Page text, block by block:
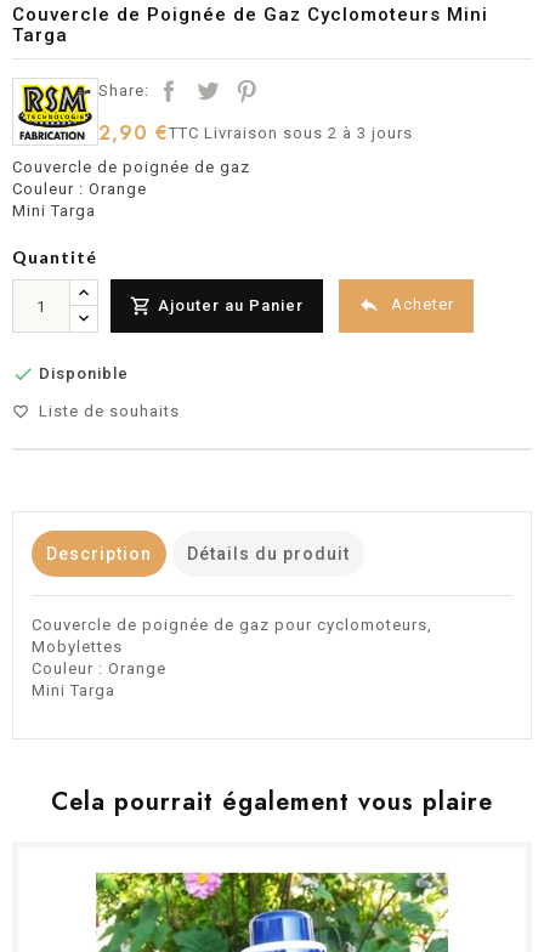
Couvercle de Poignée de Gaz Cyclomoteurs Mini
Targa
Share:
2,90 €TTCLivraison sous 2 à 3 jours
Couvercle de poignée de gaz
Couleur : Orange
Mini Targa
Quantité
 Ajouter au Panier  Acheter
 Disponible
favorite_border Liste de souhaits
Description Détails du produit
Couvercle de poignée de gaz pour cyclomoteurs,
Mobylettes
Couleur : Orange
Mini Targa
Cela pourrait également vous plaire